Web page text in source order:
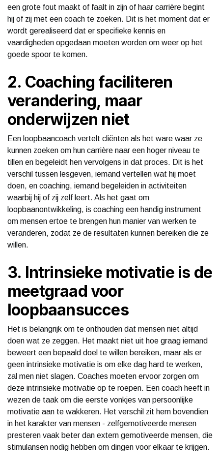
een grote fout maakt of faalt in zijn of haar carrière begint
hij of zij met een coach te zoeken. Dit is het moment dat er
wordt gerealiseerd dat er specifieke kennis en
vaardigheden opgedaan moeten worden om weer op het
goede spoor te komen.
2. Coaching faciliteren
verandering, maar
onderwijzen niet
Een loopbaancoach vertelt cliënten als het ware waar ze
kunnen zoeken om hun carrière naar een hoger niveau te
tillen en begeleidt hen vervolgens in dat proces. Dit is het
verschil tussen lesgeven, iemand vertellen wat hij moet
doen, en coaching, iemand begeleiden in activiteiten
waarbij hij of zij zelf leert. Als het gaat om
loopbaanontwikkeling, is coaching een handig instrument
om mensen ertoe te brengen hun manier van werken te
veranderen, zodat ze de resultaten kunnen bereiken die ze
willen.
3. Intrinsieke motivatie is de
meetgraad voor
loopbaansucces
Het is belangrijk om te onthouden dat mensen niet altijd
doen wat ze zeggen. Het maakt niet uit hoe graag iemand
beweert een bepaald doel te willen bereiken, maar als er
geen intrinsieke motivatie is om elke dag hard te werken,
zal men niet slagen. Coaches moeten ervoor zorgen om
deze intrinsieke motivatie op te roepen. Een coach heeft in
wezen de taak om die eerste vonkjes van persoonlijke
motivatie aan te wakkeren. Het verschil zit hem bovendien
in het karakter van mensen - zelfgemotiveerde mensen
presteren vaak beter dan extern gemotiveerde mensen, die
stimulansen nodig hebben om dingen voor elkaar te krijgen.